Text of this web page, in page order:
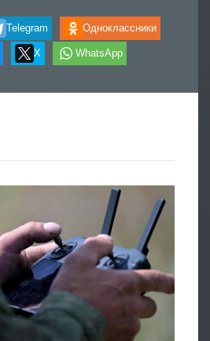
Telegram Одноклассники
X WhatsApp